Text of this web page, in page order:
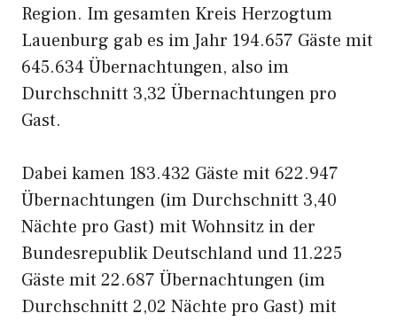
Region. Im gesamten Kreis Herzogtum
Lauenburg gab es im Jahr 194.657 Gäste mit
645.634 Übernachtungen, also im
Durchschnitt 3,32 Übernachtungen pro
Gast.
Dabei kamen 183.432 Gäste mit 622.947
Übernachtungen (im Durchschnitt 3,40
Nächte pro Gast) mit Wohnsitz in der
Bundesrepublik Deutschland und 11.225
Gäste mit 22.687 Übernachtungen (im
Durchschnitt 2,02 Nächte pro Gast) mit